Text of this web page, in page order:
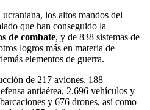
los altos mandos del
que han conseguido la
de combate, y de 838 sistemas de
logros más en materia de
elementos de guerra.
de 217 aviones, 188
antiaérea, 2.696 vehículos y
y 676 drones, así como